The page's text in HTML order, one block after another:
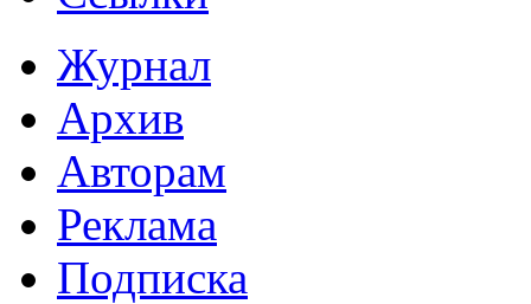
Журнал
Архив
Авторам
Реклама
Подписка